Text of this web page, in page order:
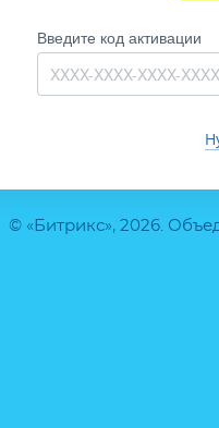
© «Битрикс», 2026.
Введите код активации